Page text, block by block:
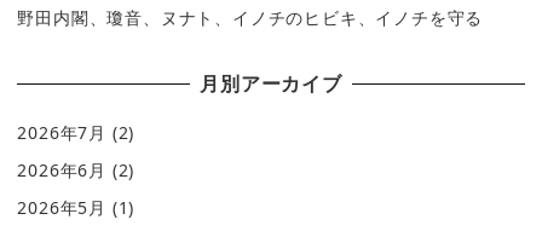
野田内閣、瓊音、ヌナト、イノチのヒビキ、イノチを守る
月別アーカイブ
2026年7月 (2)
2026年6月 (2)
2026年5月 (1)